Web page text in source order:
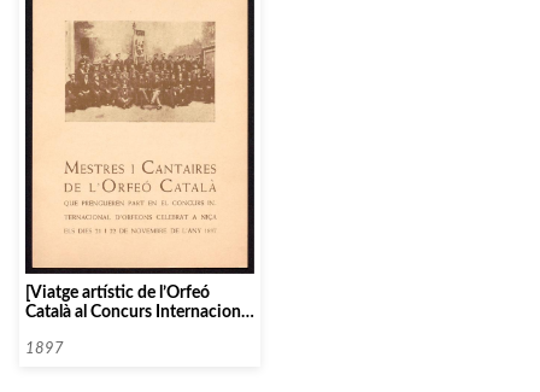
[Viatge artístic de l’Orfeó
Català al Concurs Internacional
1897